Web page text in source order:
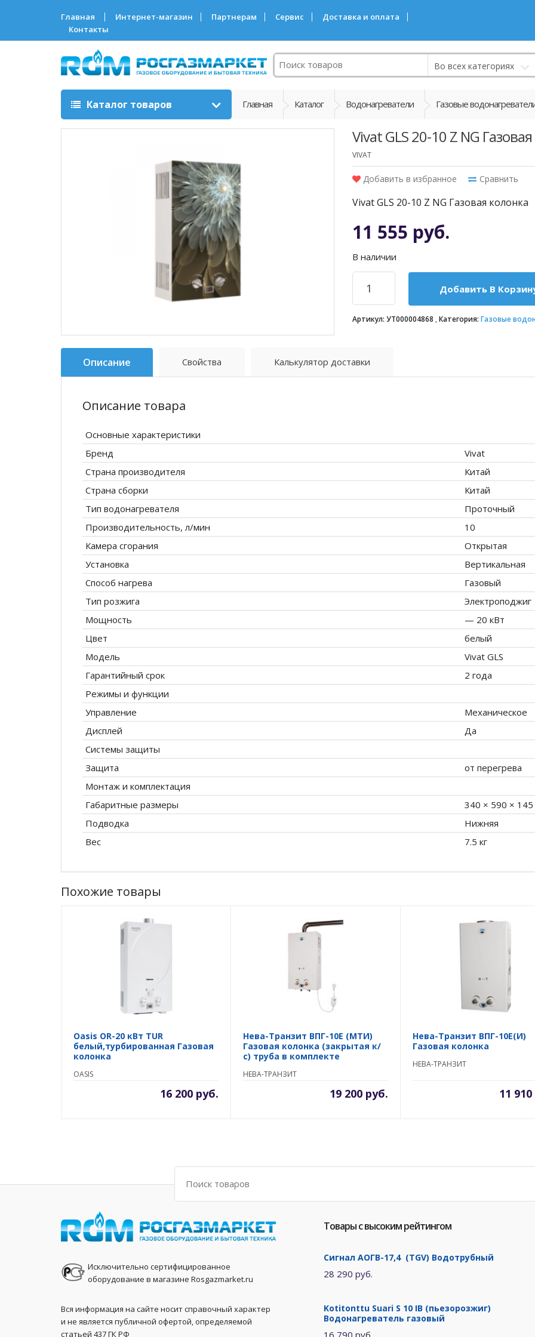
Главная Интернет-магазин Партнерам Сервис
Доставка и оплата
Контакты
Поиск
Во всех категориях
Каталог товаров Главная Каталог Водонагреватели Газовые
Vivat GLS 20-10 Z NG
VIVAT
Добавить в избранное Сравнить
Vivat GLS 20-10 Z NG Газовая колонка
11 555 руб.
В наличии
Добавить В
Артикул: УТ000004868 Категория: Газовые
Описание Свойства Калькулятор доставки
Описание товара
Основные характеристики
Бренд
Vivat
Страна производителя
Китай
Страна сборки
Китай
Тип водонагревателя
Проточный
Производительность, л/мин
10
Камера сгорания
Открытая
Установка
Вертикальная
Способ нагрева
Газовый
Тип розжига
Электроподжиг
Мощность
— 20 кВт
Цвет
белый
Модель
Vivat GLS
Гарантийный срок
2 года
Режимы и функции
Управление
Механическое
Дисплей
Да
Системы защиты
Защита
от перегрева
Монтаж и комплектация
Габаритные размеры
340 × 590 ×
Подводка
Нижняя
Вес
7.5 кг
Похожие товары
Oasis OR-20 кВт TUR
белый,турбированная Газовая
колонка
OASIS
16 200 руб.
Нева-Транзит ВПГ-10E (MTИ)
Газовая колонка (закрытая к/
с) труба в комплекте
НЕВА-ТРАНЗИТ
19 200 руб.
Нева-Транзит ВПГ-10E(И)
Газовая колонка
НЕВА-ТРАНЗИТ
11
Поиск
Исключительно сертифицированное
оборудование в магазине Rosgazmarket.ru
Вся информация на сайте носит справочный характер
и не является публичной офертой, определяемой
статьей 437 ГК РФ
Товары с высоким рейтингом
Сигнал АОГВ-17,4 (TGV) Водотрубный
28 290 руб.
Kotitonttu Suari S 10 IB (пьезорозжиг)
Водонагреватель газовый